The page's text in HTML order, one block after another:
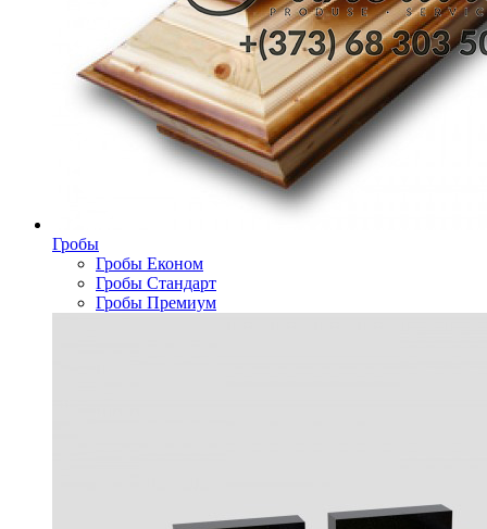
Гробы
Гробы Економ
Гробы Стандарт
Гробы Премиум